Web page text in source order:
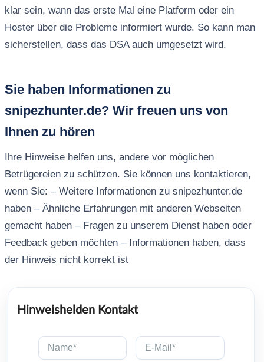
klar sein, wann das erste Mal eine Platform oder ein
Hoster über die Probleme informiert wurde. So kann man
sicherstellen, dass das DSA auch umgesetzt wird.
Sie haben Informationen zu
snipezhunter.de? Wir freuen uns von
Ihnen zu hören
Ihre Hinweise helfen uns, andere vor möglichen
Betrügereien zu schützen. Sie können uns kontaktieren,
wenn Sie: – Weitere Informationen zu snipezhunter.de
haben – Ähnliche Erfahrungen mit anderen Webseiten
gemacht haben – Fragen zu unserem Dienst haben oder
Feedback geben möchten – Informationen haben, dass
der Hinweis nicht korrekt ist
Hinweishelden Kontakt